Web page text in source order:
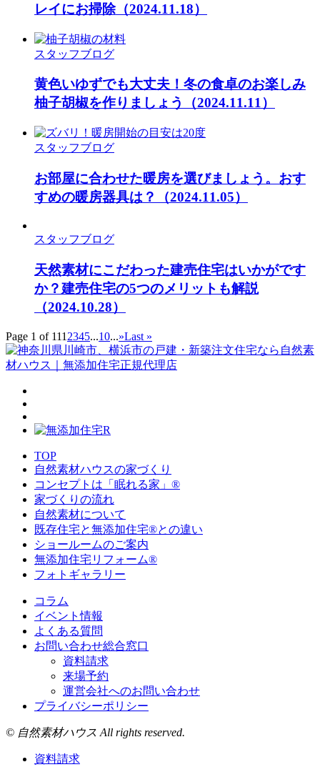
レイにお掃除（2024.11.18）
スタッフブログ
黄色いゆずでも大丈夫！冬の食卓のお楽しみ
柚子胡椒を作りましょう
（2024.11.11）
スタッフブログ
お部屋に合わせた暖房を選びましょう。おす
すめの暖房器具は？
（2024.11.05）
スタッフブログ
天然素材にこだわった建売住宅はいかがです
か？建売住宅の5つのメリットも解説
（2024.10.28）
Page 1 of 111 2345...10...»Last »
TOP
自然素材ハウスの家づくり
コンセプトは「眠れる家」®
家づくりの流れ
自然素材について
既存住宅と無添加住宅®との違い
ショールームのご案内
無添加住宅リフォーム®
フォトギャラリー
コラム
イベント情報
よくある質問
お問い合わせ総合窓口
資料請求
来場予約
運営会社へのお問い合わせ
プライバシーポリシー
© 自然素材ハウス All rights reserved.
資料請求